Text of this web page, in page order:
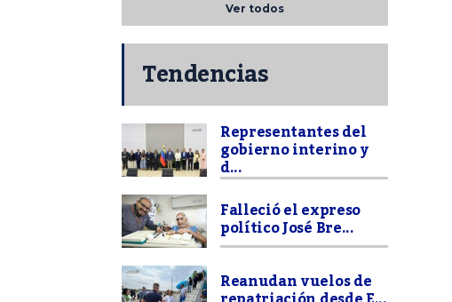
Ver todos
Tendencias
Representantes del
gobierno interino y
d...
Falleció el expreso
político José Bre...
Reanudan vuelos de